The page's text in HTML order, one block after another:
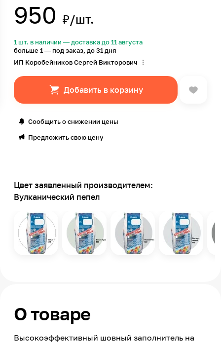
950 ₽/шт.
1 шт. в наличии — доставка до 11 августа
больше 1 — под заказ, до 31 дня
ИП Коробейников Сергей Викторович
Добавить в корзину
Сообщить о снижении цены
Предложить свою цену
Цвет заявленный производителем:
Вулканический пепел
О товаре
Высокоэффективный шовный заполнитель на